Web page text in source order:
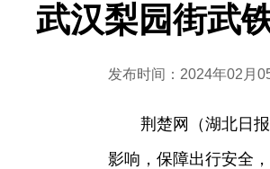
武汉梨园街武
发布时间：2024年02月
荆楚网（湖北日
影响，保障出行安全